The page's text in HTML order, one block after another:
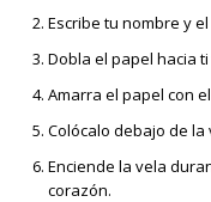
Escribe tu nombre y
Dobla el papel hacia
Amarra el papel con
Colócalo debajo de
Enciende la vela
corazón.